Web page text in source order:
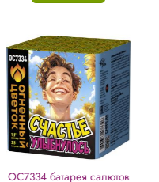
ОС7334 батарея салютов